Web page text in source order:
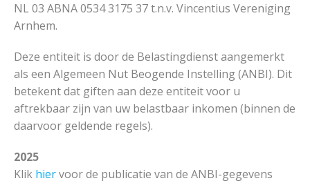
NL 03 ABNA 0534 3175 37 t.n.v. Vincentius Vereniging
Arnhem.
Deze entiteit is door de Belastingdienst aangemerkt
als een Algemeen Nut Beogende Instelling (ANBI). Dit
betekent dat giften aan deze entiteit voor u
aftrekbaar zijn van uw belastbaar inkomen (binnen de
daarvoor geldende regels).
2025
Klik hiervoor de publicatie van de ANBI-gegevens